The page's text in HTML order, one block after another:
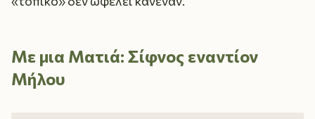
Με μια Ματιά: Σίφνος εναντίον
Μήλου